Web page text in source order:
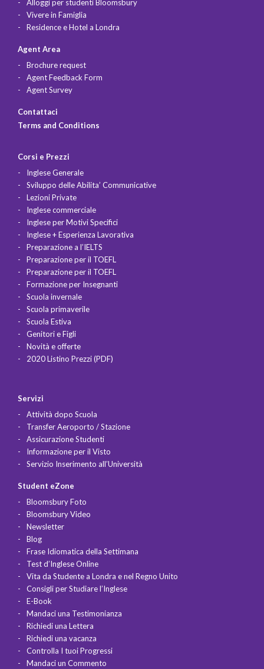
Alloggi per studenti Bloomsbury
Vivere in Famiglia
Residence e Hotel a Londra
Agent Area
Brochure request
Agent Feedback Form
Agent Survey
Contattaci
Terms and Conditions
Corsi e Prezzi
Inglese Generale
Sviluppo delle Abilita’ Communicative
Lezioni Private
Inglese commerciale
Inglese per Motivi Specifici
Inglese + Esperienza Lavorativa
Preparazione a l’IELTS
Preparazione per il TOEFL
Preparazione per il TOEFL
Formazione per Insegnanti
Scuola invernale
Scuola primaverile
Scuola Estiva
Genitori e Figli
Novità e offerte
2020 Listino Prezzi (PDF)
Servizi
Attività dopo Scuola
Transfer Aeroporto / Stazione
Assicurazione Studenti
Informazione per il Visto
Servizio Inserimento all’Università
Student eZone
Bloomsbury Foto
Bloomsbury Video
Newsletter
Blog
Frase Idiomatica della Settimana
Test d’Inglese Online
Vita da Studente a Londra e nel Regno Unito
Consigli per Studiare l’Inglese
E-Book
Mandaci una Testimonianza
Richiedi una Lettera
Richiedi una vacanza
Controlla I tuoi Progressi
Mandaci un Commento